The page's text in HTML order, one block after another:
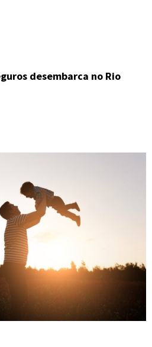
desembarca no Rio